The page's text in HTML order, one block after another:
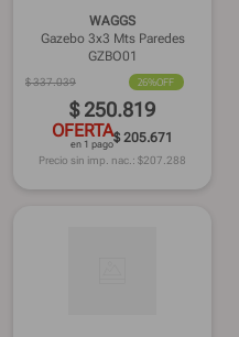
WAGGS
Gazebo 3x3 Mts Paredes
GZBO01
$337.039 26%OFF
$ 250.819
OFERTA
en 1 pago$ 205.671
Precio sin imp. nac.: $207.288